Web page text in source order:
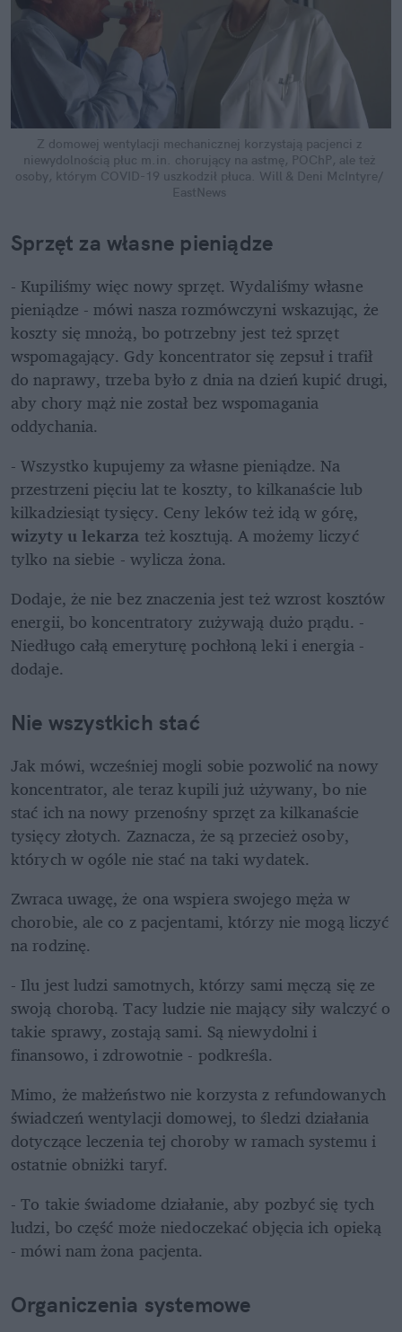
Z domowej wentylacji mechanicznej korzystają pacjenci z
niewydolnością płuc m.in. chorujący na astmę, POChP, ale też
osoby, którym COVID-19 uszkodził płuca. Will & Deni McIntyre/
EastNews
Sprzęt za własne pieniądze
- Kupiliśmy więc nowy sprzęt. Wydaliśmy własne
pieniądze - mówi nasza rozmówczyni wskazując, że
koszty się mnożą, bo potrzebny jest też sprzęt
wspomagający. Gdy koncentrator się zepsuł i trafił
do naprawy, trzeba było z dnia na dzień kupić drugi,
aby chory mąż nie został bez wspomagania
oddychania.
- Wszystko kupujemy za własne pieniądze. Na
przestrzeni pięciu lat te koszty, to kilkanaście lub
wizyty u lekarza też kosztują. A możemy liczyć
tylko na siebie - wylicza żona.
Dodaje, że nie bez znaczenia jest też wzrost kosztów
energii, bo koncentratory zużywają dużo prądu. -
Niedługo całą emeryturę pochłoną leki i energia -
dodaje.
Nie wszystkich stać
Jak mówi, wcześniej mogli sobie pozwolić na nowy
koncentrator, ale teraz kupili już używany, bo nie
stać ich na nowy przenośny sprzęt za kilkanaście
tysięcy złotych. Zaznacza, że są przecież osoby,
których w ogóle nie stać na taki wydatek.
Zwraca uwagę, że ona wspiera swojego męża w
chorobie, ale co z pacjentami, którzy nie mogą liczyć
na rodzinę.
- Ilu jest ludzi samotnych, którzy sami męczą się ze
swoją chorobą. Tacy ludzie nie mający siły walczyć o
takie sprawy, zostają sami. Są niewydolni i
finansowo, i zdrowotnie - podkreśla.
Mimo, że małżeństwo nie korzysta z refundowanych
świadczeń wentylacji domowej, to śledzi działania
dotyczące leczenia tej choroby w ramach systemu i
ostatnie obniżki taryf.
- To takie świadome działanie, aby pozbyć się tych
ludzi, bo część może niedoczekać objęcia ich opieką
- mówi nam żona pacjenta.
Organiczenia systemowe